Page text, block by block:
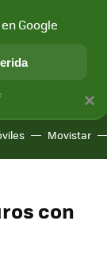
Movistar
con
×
Google